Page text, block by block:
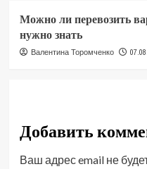
Можно ли перевозить
нужно знать
Валентина Торомченко
Добавить
Ваш адрес email не